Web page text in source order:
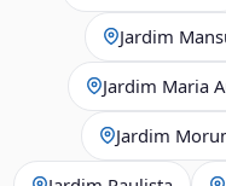
Jardim
Jardim Maria
Jardim